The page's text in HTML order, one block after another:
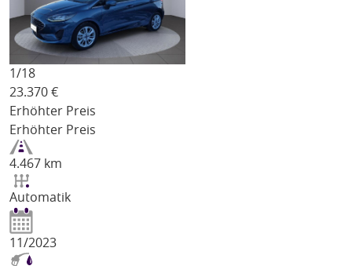
1/18
23.370 €
Erhöhter Preis
Erhöhter Preis
4.467 km
Automatik
11/2023